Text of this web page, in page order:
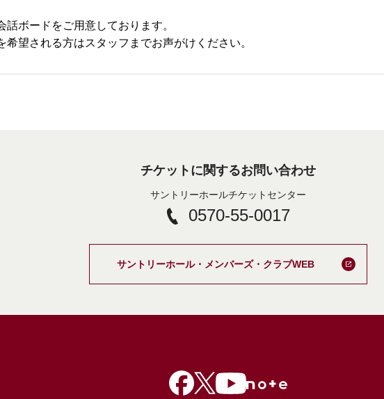
話ボードをご用意しております。
希望される方はスタッフまでお声がけください。
チケットに関するお問い合わせ
サントリーホールチケットセンター
0570-55-0017
サントリーホール・メンバーズ・クラブWEB